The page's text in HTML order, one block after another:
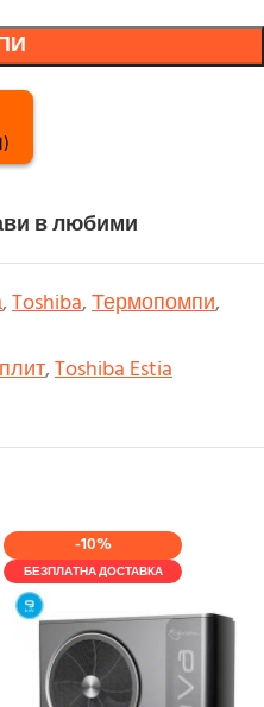
в любими
,Toshiba,Термопомпи,
,Toshiba Estia
-10%
БЕЗПЛАТНА ДОСТАВКА